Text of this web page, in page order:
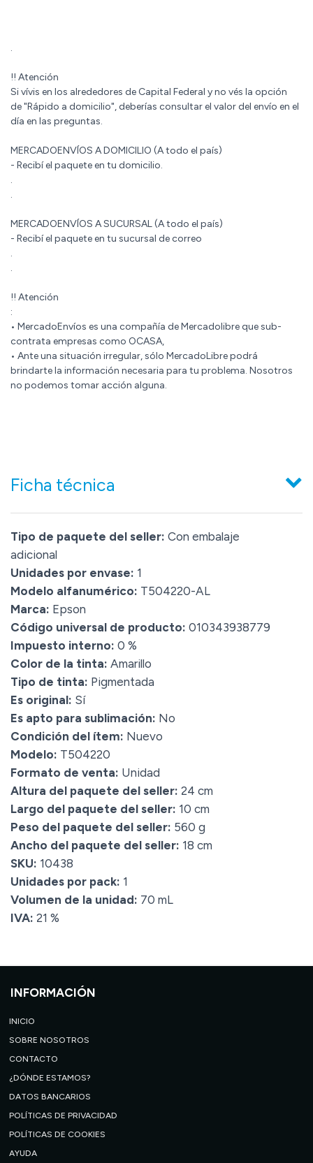
.
!! Atención
Si vívis en los alrededores de Capital Federal y no vés la opción
de "Rápido a domicilio", deberías consultar el valor del envío en el
día en las preguntas.
MERCADOENVÍOS A DOMICILIO (A todo el país)
- Recibí el paquete en tu domicilio.
.
.
MERCADOENVÍOS A SUCURSAL (A todo el país)
- Recibí el paquete en tu sucursal de correo
.
.
!! Atención
:
• MercadoEnvíos es una compañía de Mercadolibre que sub-
contrata empresas como OCASA,
• Ante una situación irregular, sólo MercadoLibre podrá
brindarte la información necesaria para tu problema. Nosotros
no podemos tomar acción alguna.
Ficha técnica
Tipo de paquete del seller: Con embalaje
adicional
Unidades por envase: 1
Modelo alfanumérico: T504220-AL
Marca: Epson
Código universal de producto: 010343938779
Impuesto interno: 0 %
Color de la tinta: Amarillo
Tipo de tinta: Pigmentada
Es original: Sí
Es apto para sublimación: No
Condición del ítem: Nuevo
Modelo: T504220
Formato de venta: Unidad
Altura del paquete del seller: 24 cm
Largo del paquete del seller: 10 cm
Peso del paquete del seller: 560 g
Ancho del paquete del seller: 18 cm
SKU: 10438
Unidades por pack: 1
Volumen de la unidad: 70 mL
IVA: 21 %
INFORMACIÓN
INICIO
SOBRE NOSOTROS
CONTACTO
¿DÓNDE ESTAMOS?
DATOS BANCARIOS
POLÍTICAS DE PRIVACIDAD
POLÍTICAS DE COOKIES
AYUDA